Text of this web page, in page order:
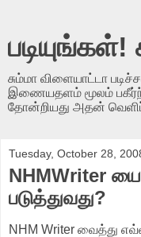
சும்மா விளையாட்டா
இணையதளம் மூலம்
தோன்றியது அதன்
Tuesday, October 28,
NHMWriter
படுத்துவது?
NHM Writer வைத்து